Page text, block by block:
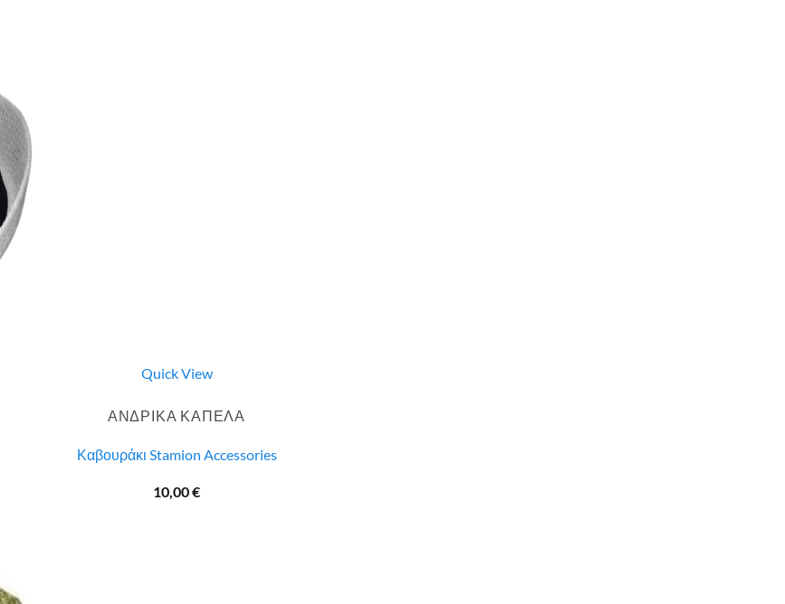
Quick View
ΑΝΔΡΙΚΑ ΚΑΠΕΛΑ
Καβουράκι Stamion Accessories
10,00€